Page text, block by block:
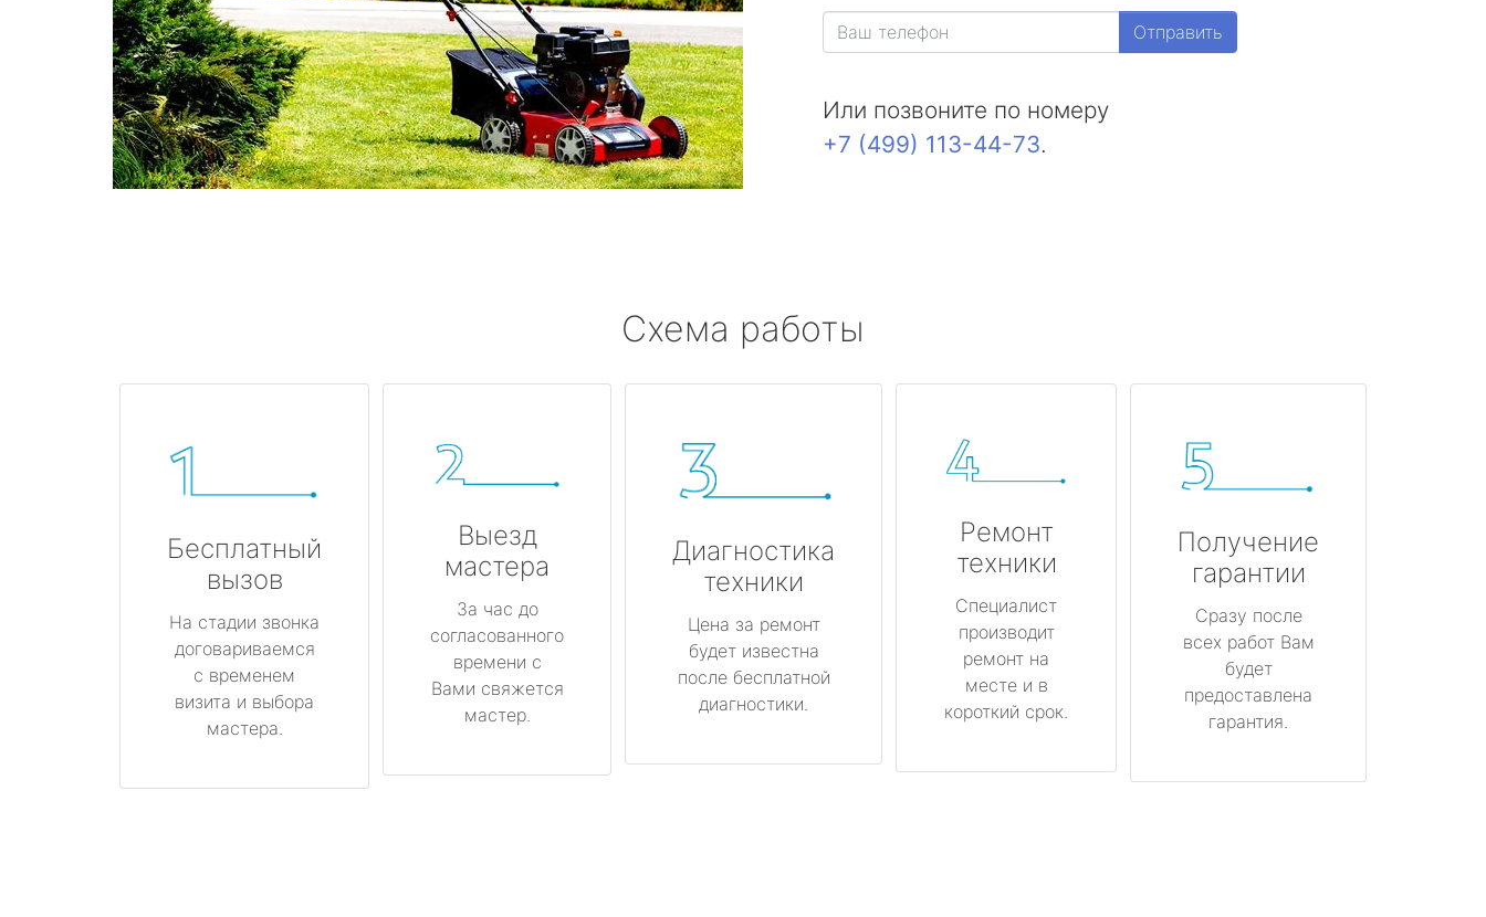
Отправить
Или позвоните по номеру
+7 (499) 113-44-73.
Схема работы
Бесплатный
вызов
На стадии звонка
договариваемся
с временем
визита и выбора
мастера.
Выезд
мастера
За час до
согласованного
времени с
Вами свяжется
мастер.
Диагностика
техники
Цена за ремонт
будет известна
после бесплатной
диагностики.
Ремонт
техники
Специалист
производит
ремонт на
месте и в
короткий срок.
Получение
гарантии
Сразу после
всех работ Вам
будет
предоставлена
гарантия.